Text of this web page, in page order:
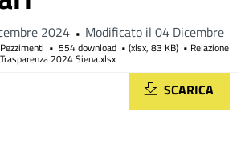
2024 Modificato il 04 Dicembre
554 download (xlsx, 83 KB) Relazione
2024 Siena.xlsx
SCARICA